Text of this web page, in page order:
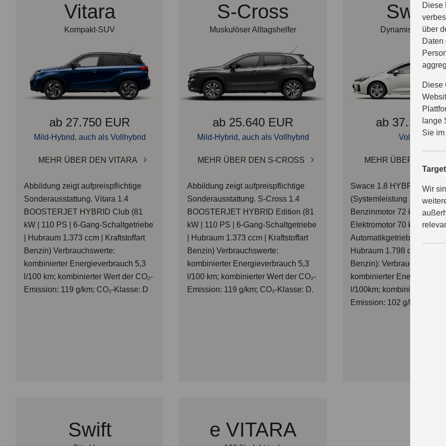
Diese
über
Daten
Diese
lange
Sie
Wir
Vitara
Kompakt-SUV
ab 27.750 EUR
Mild-Hybrid, auch als Vollhybrid
MEHR ÜBER DEN VITARA
Abbildung zeigt aufpreispflichtige
Sonderausstattung. Vitara 1.4
BOOSTERJET HYBRID Club (81
kW | 110 PS | 6-Gang-Schaltgetriebe
| Hubraum 1.373 ccm | Kraftstoffart
Benzin) Verbrauchswerte:
kombinierter Energieverbrauch 5,3
l/100 km; kombinierter Wert der CO₂-
Emission: 119 g/km; CO₂-Klasse: D
S-Cross
Muskulöser Alltagshelfer
ab 25.640 EUR
Mild-Hybrid, auch als Vollhybrid
MEHR ÜBER DEN S-CROSS
Abbildung zeigt aufpreispflichtige
Sonderausstattung. S-Cross 1.4
BOOSTERJET HYBRID Edition (81
kW | 110 PS | 6-Gang-Schaltgetriebe
| Hubraum 1.373 ccm | Kraftstoffart
Benzin) Verbrauchswerte:
kombinierter Energieverbrauch 5,3
l/100 km; kombinierter Wert der CO₂-
Emission: 119 g/km; CO₂-Klasse: D.
Swace
Dynamischer
ab 37.190
Vollhybrid
MEHR ÜBER DEN
Swace 1.8 HYBRID CVT
(Systemleistung 103 kW /
Benzinmotor 72 kW / 98
Elektromotor 70 kW | CVT-
Automatikgetriebe
Hubraum 1.798 ccm |
Benzin): Verbrauchswerte:
kombinierter
l/100km; kombinierter Wert
Emission: 102 g/km; CO₂-
Swift e VITARA